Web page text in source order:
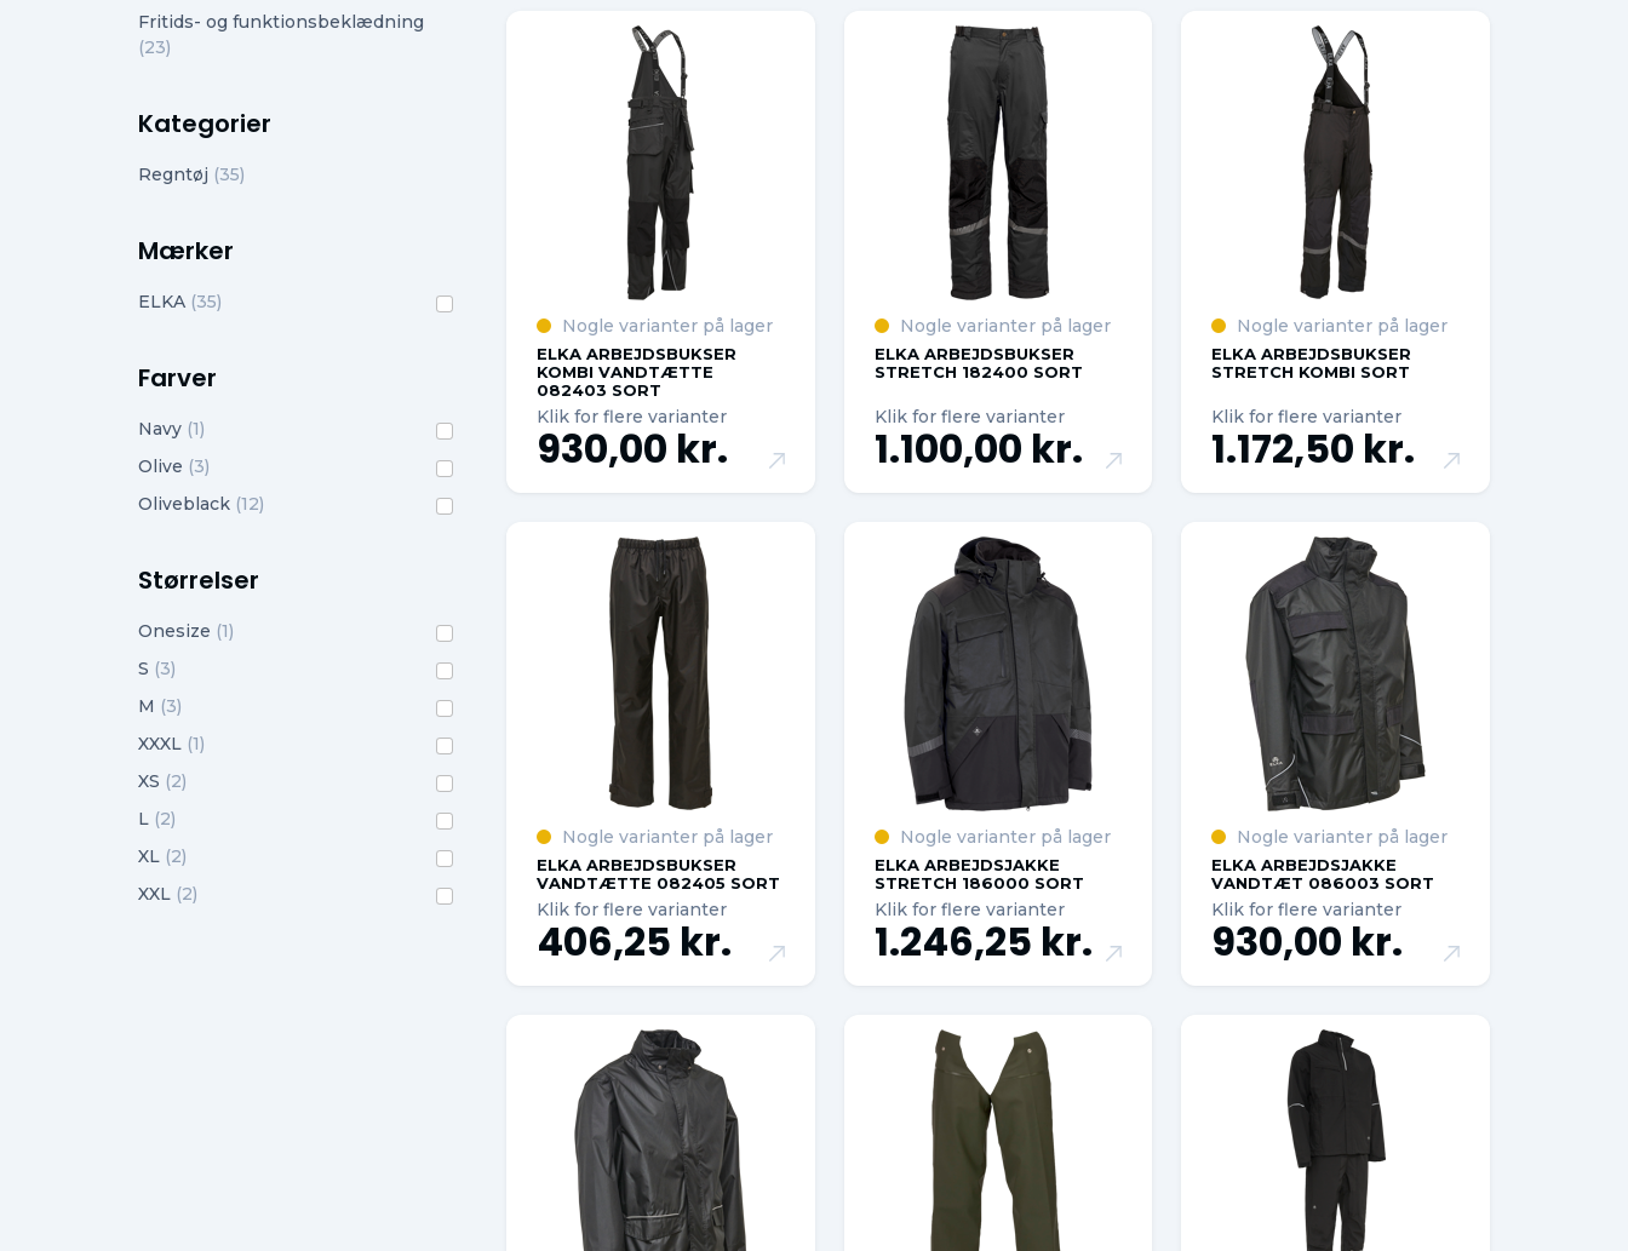
Fritids- og funktionsbeklædning
(23)
Kategorier
Regntøj (35)
Mærker
ELKA (35)
Farver
Navy (1)
Olive (3)
Oliveblack (12)
Størrelser
Onesize (1)
S (3)
M (3)
XXXL (1)
XS (2)
L (2)
XL (2)
XXL (2)
Nogle varianter på lager
ELKA ARBEJDSBUKSER
KOMBI VANDTÆTTE
082403 SORT
Klik for flere varianter
930,00 kr.
Nogle varianter på lager
ELKA ARBEJDSBUKSER
STRETCH 182400 SORT
Klik for flere varianter
1.100,00 kr.
Nogle varianter på lager
ELKA ARBEJDSBUKSER
STRETCH KOMBI SORT
Klik for flere varianter
1.172,50 kr.
Nogle varianter på lager
ELKA ARBEJDSBUKSER
VANDTÆTTE 082405 SORT
Klik for flere varianter
406,25 kr.
Nogle varianter på lager
ELKA ARBEJDSJAKKE
STRETCH 186000 SORT
Klik for flere varianter
1.246,25 kr.
Nogle varianter på lager
ELKA ARBEJDSJAKKE
VANDTÆT 086003 SORT
Klik for flere varianter
930,00 kr.